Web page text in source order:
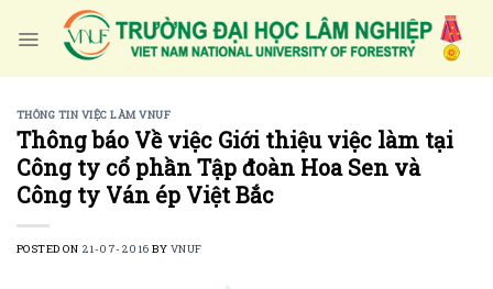
THÔNG TIN VIỆC LÀM VNUF
Thông báo Về việc Giới thiệu việc làm tại
Công ty cổ phần Tập đoàn Hoa Sen và
Công ty Ván ép Việt Bắc
POSTED ON 21-07-2016 BY VNUF